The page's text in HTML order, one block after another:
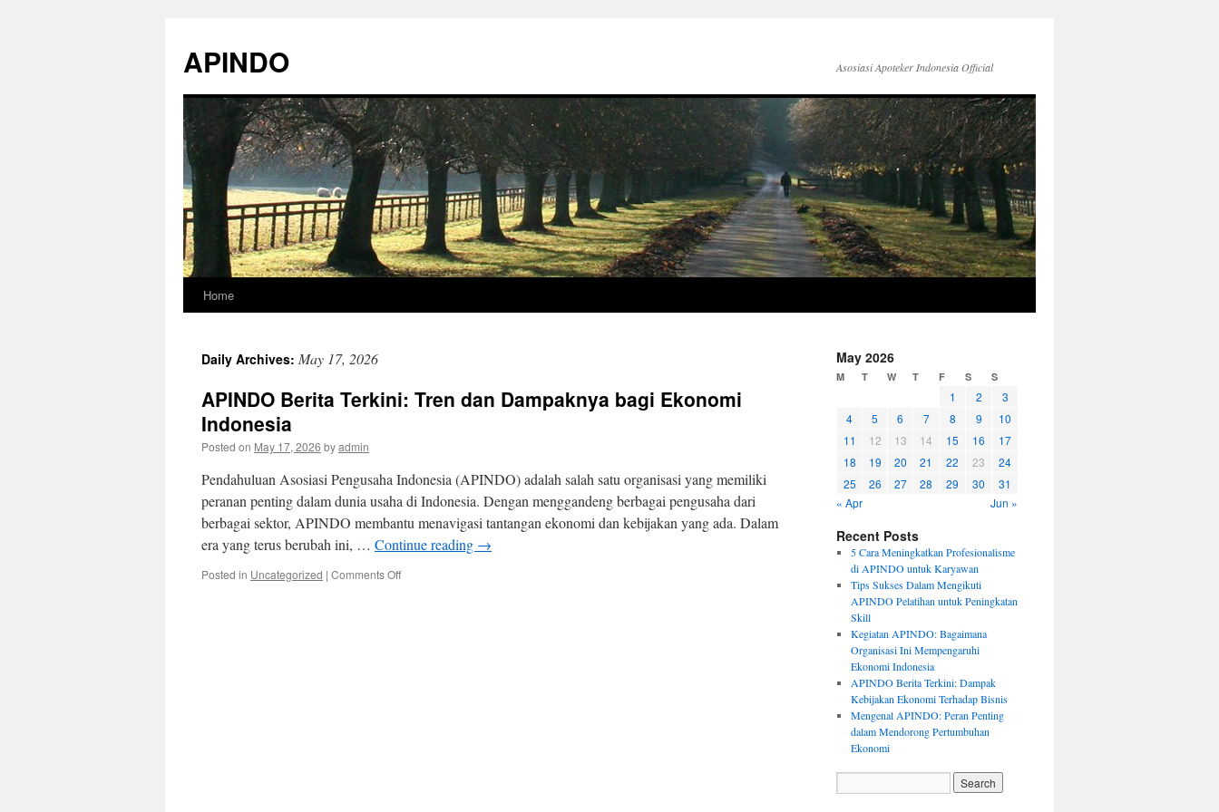
content
APINDO Asosiasi Apoteker Indonesia Official
Home
Daily Archives: May 17, 2026
APINDO Berita Terkini: Tren dan Dampaknya bagi Ekonomi
Indonesia
Posted on May 17, 2026 byadmin
Pendahuluan Asosiasi Pengusaha Indonesia (APINDO) adalah salah satu organisasi yang memiliki
peranan penting dalam dunia usaha di Indonesia. Dengan menggandeng berbagai pengusaha dari
berbagai sektor, APINDO membantu menavigasi tantangan ekonomi dan kebijakan yang ada. Dalam
era yang terus berubah ini, … Continue reading →
Posted in Uncategorized | Comments Offon
May 2026
M T W T F S S
1 2
3
4
5 6 7 8 9
10
11
12 13 14 15 16
17
18
19 20 21 22 23
24
25
26 27 28 29 30
31
« Apr
Jun »
Recent Posts
5 Cara Meningkatkan Profesionalisme
di APINDO untuk Karyawan
Tips Sukses Dalam Mengikuti
APINDO Pelatihan untuk Peningkatan
Skill
Kegiatan APINDO: Bagaimana
Organisasi Ini Mempengaruhi
Ekonomi Indonesia
APINDO Berita Terkini: Dampak
Kebijakan Ekonomi Terhadap Bisnis
Mengenal APINDO: Peran Penting
dalam Mendorong Pertumbuhan
Ekonomi